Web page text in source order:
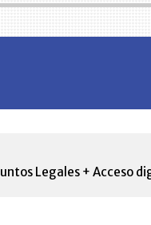
Legales + Acceso